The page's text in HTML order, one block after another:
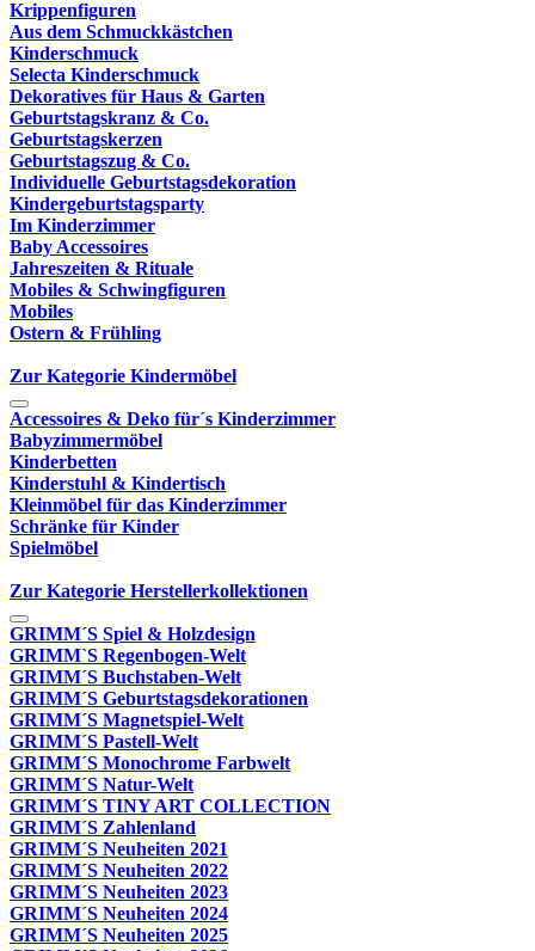
Krippenfiguren
Aus dem Schmuckkästchen
Kinderschmuck
Selecta Kinderschmuck
Dekoratives für Haus & Garten
Geburtstagskranz & Co.
Geburtstagskerzen
Geburtstagszug & Co.
Individuelle Geburtstagsdekoration
Kindergeburtstagsparty
Im Kinderzimmer
Baby Accessoires
Jahreszeiten & Rituale
Mobiles & Schwingfiguren
Mobiles
Ostern & Frühling
Zur Kategorie Kindermöbel
Accessoires & Deko für´s Kinderzimmer
Babyzimmermöbel
Kinderbetten
Kinderstuhl & Kindertisch
Kleinmöbel für das Kinderzimmer
Schränke für Kinder
Spielmöbel
Zur Kategorie Herstellerkollektionen
GRIMM´S Spiel & Holzdesign
GRIMM`S Regenbogen-Welt
GRIMM´S Buchstaben-Welt
GRIMM´S Geburtstagsdekorationen
GRIMM´S Magnetspiel-Welt
GRIMM´S Pastell-Welt
GRIMM´S Monochrome Farbwelt
GRIMM´S Natur-Welt
GRIMM´S TINY ART COLLECTION
GRIMM´S Zahlenland
GRIMM´S Neuheiten 2021
GRIMM´S Neuheiten 2022
GRIMM´S Neuheiten 2023
GRIMM´S Neuheiten 2024
GRIMM´S Neuheiten 2025